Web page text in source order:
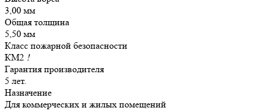
3,00 мм
Общая толщина
5,50 мм
Класс пожарной безопасности
КМ2 !
Гарантия производителя
5 лет.
Назначение
Для коммерческих и жилых помещений